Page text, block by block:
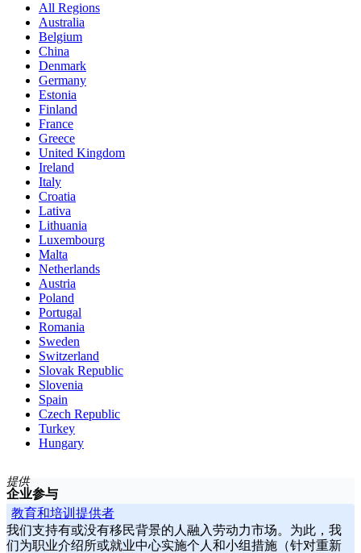
All Regions
Australia
Belgium
China
Denmark
Germany
Estonia
Finland
France
Greece
United Kingdom
Ireland
Italy
Croatia
Lativa
Lithuania
Luxembourg
Malta
Netherlands
Austria
Poland
Portugal
Romania
Sweden
Switzerland
Slovak Republic
Slovenia
Spain
Czech Republic
Turkey
Hungary
提供
企业参与
教育和培训提供者
我们支持有或没有移民背景的人融入劳动力市场。为此，我
们为职业介绍所或就业中心实施个人和小组措施（针对重新